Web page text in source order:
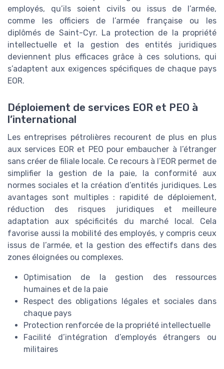
employés, qu’ils soient civils ou issus de l’armée,
comme les officiers de l’armée française ou les
diplômés de Saint-Cyr. La protection de la propriété
intellectuelle et la gestion des entités juridiques
deviennent plus efficaces grâce à ces solutions, qui
s’adaptent aux exigences spécifiques de chaque pays
EOR.
Déploiement de services EOR et PEO à
l’international
Les entreprises pétrolières recourent de plus en plus
aux services EOR et PEO pour embaucher à l’étranger
sans créer de filiale locale. Ce recours à l’EOR permet de
simplifier la gestion de la paie, la conformité aux
normes sociales et la création d’entités juridiques. Les
avantages sont multiples : rapidité de déploiement,
réduction des risques juridiques et meilleure
adaptation aux spécificités du marché local. Cela
favorise aussi la mobilité des employés, y compris ceux
issus de l’armée, et la gestion des effectifs dans des
zones éloignées ou complexes.
Optimisation de la gestion des ressources
humaines et de la paie
Respect des obligations légales et sociales dans
chaque pays
Protection renforcée de la propriété intellectuelle
Facilité d’intégration d’employés étrangers ou
militaires